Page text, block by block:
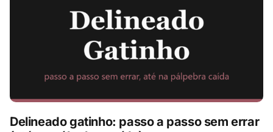
Delineado gatinho: passo a passo sem errar